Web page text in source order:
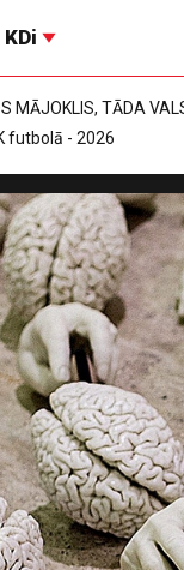
KDi
MĀJOKLIS, TĀDA
futbolā - 2026